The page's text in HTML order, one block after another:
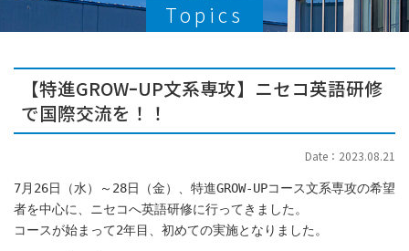
Topics
【特進GROWｰUP文系専攻】ニセコ英語研修
で国際交流を！！
Date：2023.08.21
7月26日（水）～28日（金）、特進GROW-UPコース文系専攻の希望
者を中心に、ニセコへ英語研修に行ってきました。
コースが始まって2年目、初めての実施となりました。